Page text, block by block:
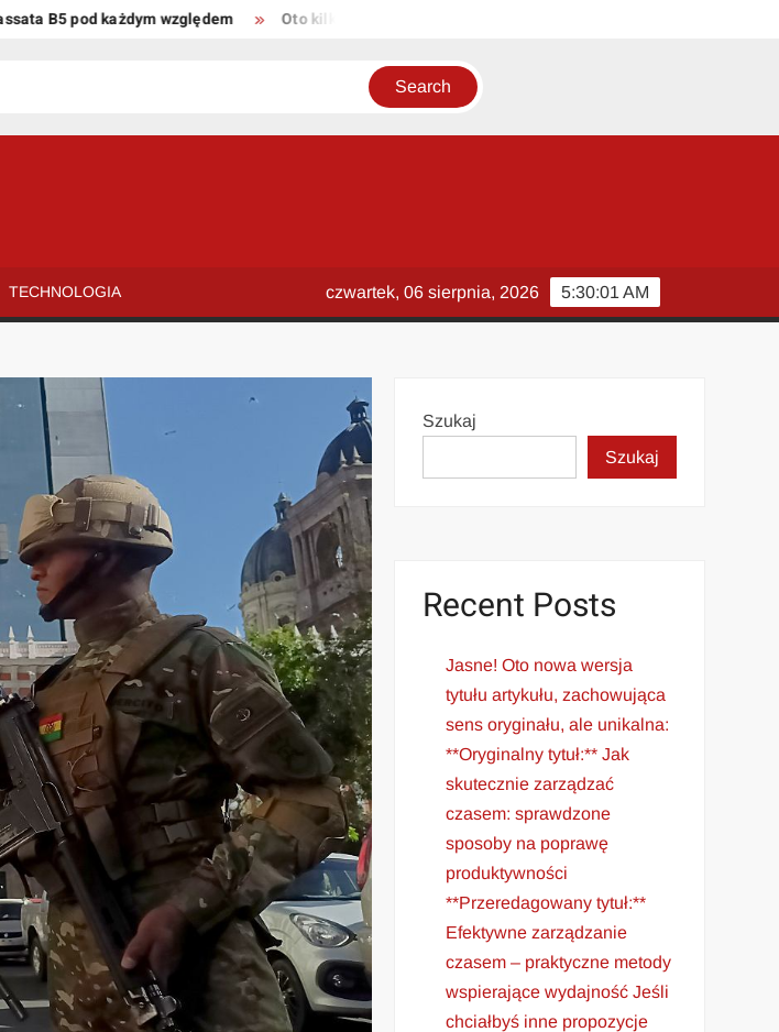
pod każdym względem Oto kilka propozycji unikalnych tytułów zachowujących sens oryginału: 1.
TECHNOLOGIA 5:30:02 AM
czwartek, 06 sierpnia, 2026
Szukaj
Szukaj
Recent Posts
Jasne! Oto nowa wersja
tytułu artykułu, zachowująca
sens oryginału, ale unikalna:
**Oryginalny tytuł:** Jak
skutecznie zarządzać
czasem: sprawdzone
sposoby na poprawę
produktywności
**Przeredagowany tytuł:**
Efektywne zarządzanie
czasem – praktyczne metody
wspierające wydajność Jeśli
chciałbyś inne propozycje